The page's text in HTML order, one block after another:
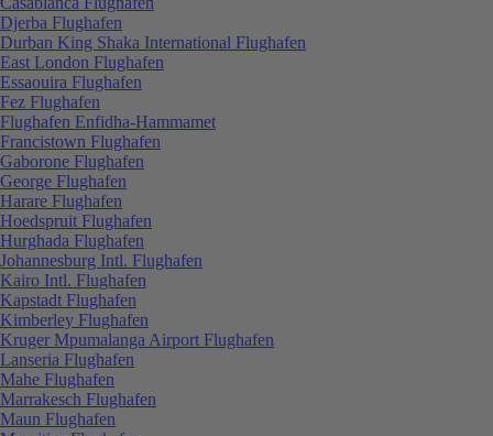
Djerba Flughafen
Durban King Shaka International Flughafen
East London Flughafen
Essaouira Flughafen
Fez Flughafen
Flughafen Enfidha-Hammamet
Francistown Flughafen
Gaborone Flughafen
George Flughafen
Harare Flughafen
Hoedspruit Flughafen
Hurghada Flughafen
Johannesburg Intl. Flughafen
Kairo Intl. Flughafen
Kapstadt Flughafen
Kimberley Flughafen
Kruger Mpumalanga Airport Flughafen
Lanseria Flughafen
Mahe Flughafen
Marrakesch Flughafen
Maun Flughafen